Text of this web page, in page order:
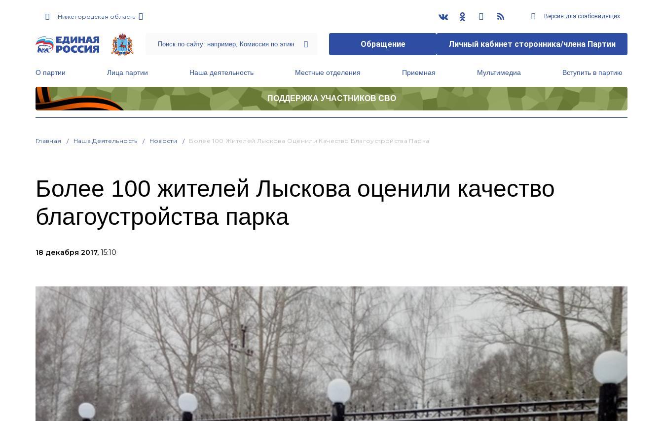
Нижегородская область Версия для слабовидящих
Обращение Личный кабинет сторонника/члена Партии
О партии Лица партии Наша деятельность Местные отделения Приемная Мультимедиа Вступить в партию
ПОДДЕРЖКА УЧАСТНИКОВ СВО
Главная Наша Деятельность Новости Более 100 Жителей Лыскова Оценили Качество Благоустройства Парка
Более 100 жителей Лыскова оценили качество
благоустройства парка
18 декабря 2017, 15:10